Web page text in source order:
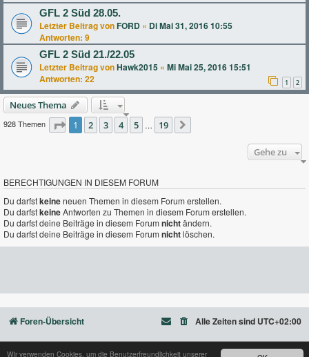
Wir verwenden Cookies, um die Benutzerfreundlichkeit unserer
GFL 2 Süd 28.05.
Letzter Beitrag von FORD « Di Mai 31, 2016 10:55
Antworten: 9
GFL 2 Süd 21./22.05
Letzter Beitrag vonHawk2015 « Mi Mai 25, 2016 15:51
Antworten: 22 1 2
Neues Thema
928 Themen Seite1 von 19
1 2 3 4 5 … 19
Gehe zu
BERECHTIGUNGEN IN DIESEM FORUM
Du darfstkeineneuen Themen in diesem Forum erstellen.
Du darfstkeineAntworten zu Themen in diesem Forum erstellen.
Du darfst deine Beiträge in diesem Forumnichtändern.
Du darfst deine Beiträge in diesem Forumnichtlöschen.
Foren-Übersicht Alle Zeiten sind UTC+02:00